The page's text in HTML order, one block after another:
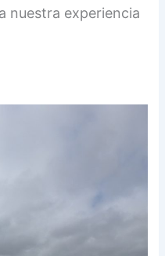
nuestra experiencia